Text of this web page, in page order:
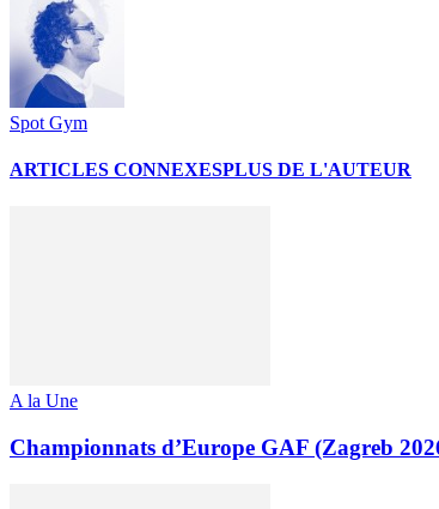
Spot Gym
ARTICLES CONNEXESPLUS DE L'AUTEUR
A la Une
Championnats d’Europe GAF (Zagreb